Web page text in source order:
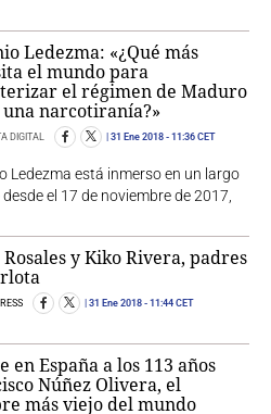
Ledezma: «¿Qué más
el mundo para
el régimen de Maduro
una narcotiranía?»
DIGITAL 31 Ene 2018 - 11:36 CET
Ledezma está inmerso en un largo
el 17 de noviembre de 2017,
y Kiko Rivera, padres
31 Ene 2018 - 11:44 CET
en España a los 113 años
Núñez Olivera, el
más viejo del mundo